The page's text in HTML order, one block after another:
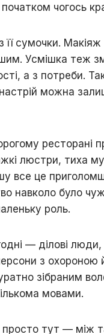
чогось
сумочки.
Усмішка теж
а з потреби.
можна
ресторані
люстри, тиха
все це
навколо було
роль.
— ділові
з
зібраним
мовами.
просто тут — між